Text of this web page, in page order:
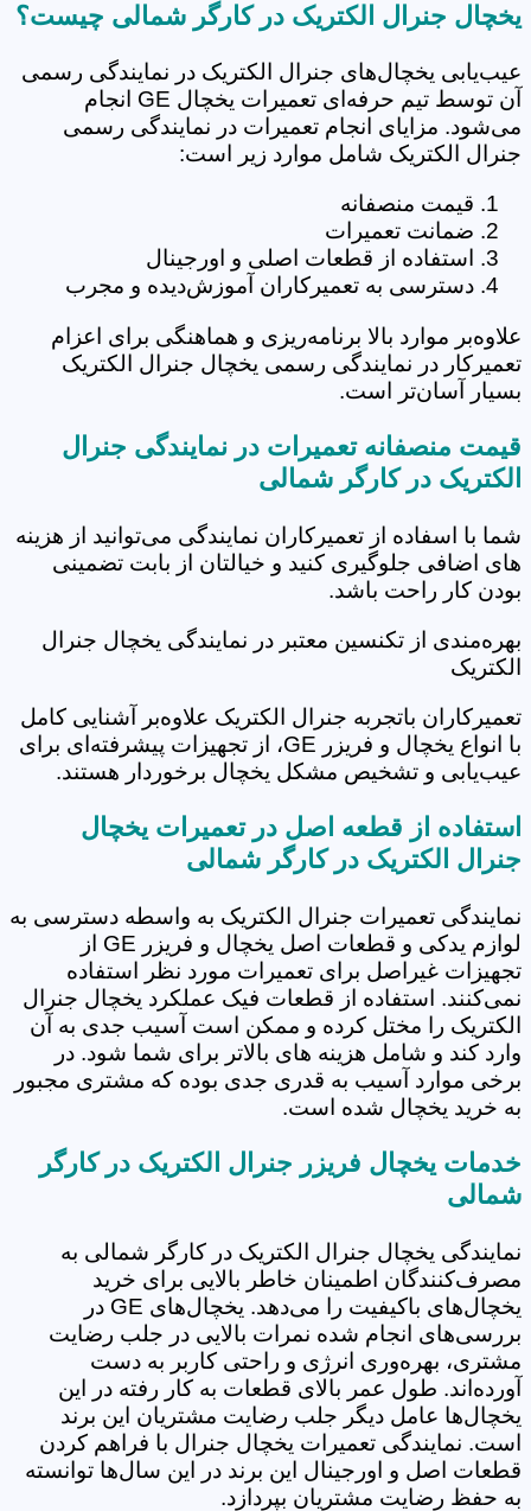
یخچال جنرال الکتریک در کارگر شمالی چیست؟
عیب‌یابی یخچال‌های جنرال الکتریک در نمایندگی رسمی
آن توسط تیم حرفه‌ای تعمیرات یخچال GE انجام
می‌شود. مزایای انجام تعمیرات در نمایندگی رسمی
جنرال الکتریک شامل موارد زیر است:
قیمت منصفانه
ضمانت تعمیرات
استفاده از قطعات اصلی و اورجینال
دسترسی به تعمیرکاران آموزش‌دیده و مجرب
علاوه‌بر موارد بالا برنامه‌ریزی و هماهنگی برای اعزام
تعمیرکار در نمایندگی رسمی یخچال جنرال الکتریک
بسیار آسان‌تر است.
قیمت منصفانه تعمیرات در نمایندگی جنرال
الکتریک در کارگر شمالی
شما با اسفاده از تعمیرکاران نمایندگی می‌توانید از هزینه
های اضافی جلوگیری کنید و خیالتان از بابت تضمینی
بودن کار راحت باشد.
بهره‌مندی از تکنسین معتبر در نمایندگی یخچال جنرال
الکتریک
تعمیرکاران باتجربه جنرال الکتریک علاوه‌بر آشنایی کامل
با انواع یخچال و فریزر GE، از تجهیزات پیشرفته‌ای برای
عیب‌یابی و تشخیص مشکل یخچال برخوردار هستند.
استفاده از قطعه اصل در تعمیرات یخچال
جنرال الکتریک در کارگر شمالی
نمایندگی تعمیرات جنرال الکتریک به واسطه دسترسی به
لوازم یدکی و قطعات اصل یخچال و فریزر GE از
تجهیزات غیراصل برای تعمیرات مورد نظر استفاده
نمی‌کنند. استفاده از قطعات فیک عملکرد یخچال جنرال
الکتریک را مختل کرده و ممکن است آسیب جدی به آن
وارد کند و شامل هزینه های بالاتر برای شما شود. در
برخی موارد آسیب به قدری جدی بوده که مشتری مجبور
به خرید یخچال شده است.
خدمات یخچال فریزر جنرال الکتریک در کارگر
شمالی
نمایندگی یخچال جنرال الکتریک در کارگر شمالی به
مصرف‌کنندگان اطمینان خاطر بالایی برای خرید
یخچال‌های باکیفیت را می‌دهد. یخچال‌های GE در
بررسی‌های انجام شده نمرات بالایی در جلب رضایت
مشتری، بهره‌وری انرژی و راحتی کاربر به دست
آورده‌اند. طول عمر بالای قطعات به کار رفته در این
یخچال‌ها عامل دیگر جلب رضایت مشتریان این برند
است. نمایندگی تعمیرات یخچال جنرال با فراهم کردن
قطعات اصل و اورجینال این برند در این سال‌ها توانسته
به حفظ رضایت مشتریان بپردازد.